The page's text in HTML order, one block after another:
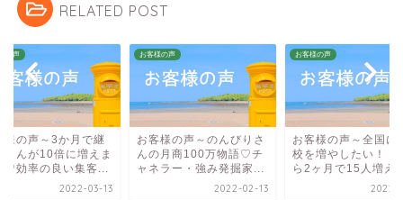
RELATED POST
の声
様の声～3か月で継
さんが10倍に増えま
♡効率の良い集客...
2022-03-13
お客様の声
お客様の声～のんびりさ
んの月商100万物語♡チ
ャネラー・強み発掘家...
2022-02-13
お客様の声
お客様の声～全国に
校を増やしたい！・
ら2ヶ月で15人増え
2022-